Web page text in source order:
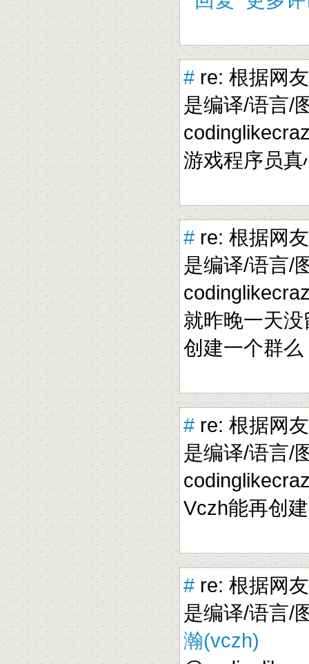
# re: 根据网
是编译/语言/
游戏程序员
# re: 根据网
是编译/语言/
就昨晚一天
创建一个群
# re: 根据网
是编译/语言/
Vczh能再创
# re: 根据网
是编译/语言/
瀚(vczh)